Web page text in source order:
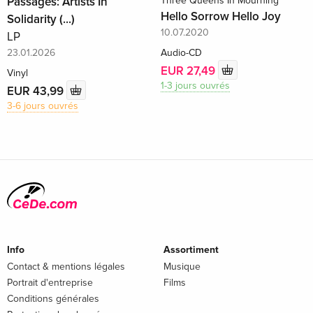
Solidarity (...)
LP
23.01.2026
Vinyl
EUR 43,99
3-6 jours ouvrés
Hello Sorrow Hello Joy
10.07.2020
Audio-CD
EUR 27,49
1-3 jours ouvrés
Info
Contact & mentions légales
Portrait d'entreprise
Conditions générales
Assortiment
Musique
Films